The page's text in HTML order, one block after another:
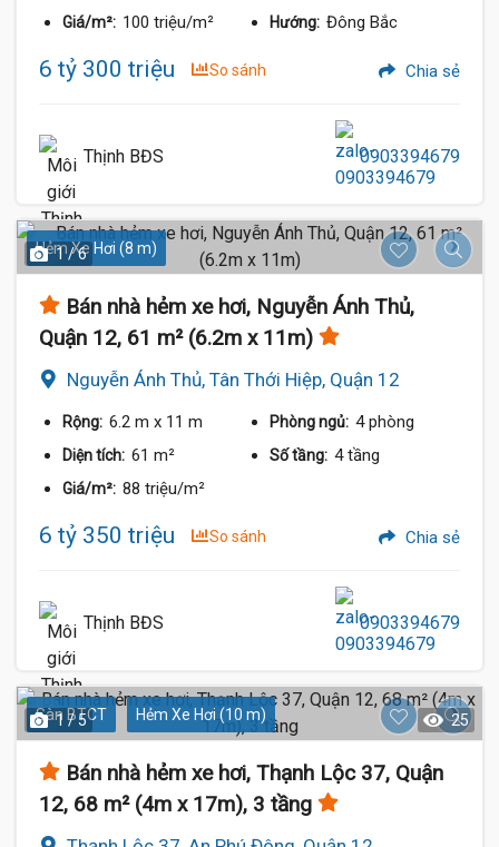
Giá/m²: 100 triệu/m² Hướng: Đông Bắc
6 tỷ 300 triệu So sánh Chia sẻ
Thịnh BĐS 0903394679
Hẻm Xe Hơi (8 m)
1 / 6
Bán nhà hẻm xe hơi, Nguyễn Ánh Thủ,
Quận 12, 61 m² (6.2m x 11m)
Nguyễn Ánh Thủ, Tân Thới Hiệp, Quận 12
Rộng: 6.2 m x 11 m Phòng ngủ: 4 phòng
Diện tích: 61 m² Số tầng: 4 tầng
Giá/m²: 88 triệu/m²
6 tỷ 350 triệu So sánh Chia sẻ
Thịnh BĐS 0903394679
Sàn BTCT Hẻm Xe Hơi (10 m)
1 / 5 25
Bán nhà hẻm xe hơi, Thạnh Lộc 37, Quận
12, 68 m² (4m x 17m), 3 tầng